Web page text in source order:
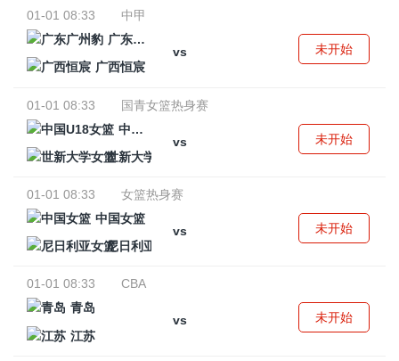
01-01 08:33
中甲
广东广州豹
vs
广西恒宸
未开始
01-01 08:33
国青女篮热身赛
中国U18女篮
vs
世新大学女篮
未开始
01-01 08:33
女篮热身赛
中国女篮
vs
尼日利亚女篮
未开始
01-01 08:33
CBA
青岛
vs
江苏
未开始